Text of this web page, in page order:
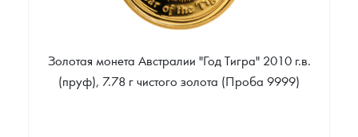
Золотая монета Австралии "Год Тигра" 2010 г.в.
(пруф), 7.78 г чистого золота (Проба 9999)